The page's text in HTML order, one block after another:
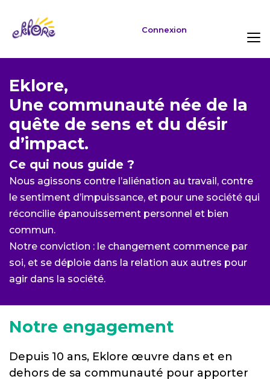
Connexion
Eklore,
Une communauté née de la
quête de sens et du désir
d’impact.
Ce qui nous guide ?
Nous agissons contre l’aliénation au travail, contre
le sentiment d’impuissance, et pour une société qui
réconcilie épanouissement personnel et bien
commun.
Notre conviction : le changement commence par
soi, et se déploie dans la relation aux autres pour
agir dans la société.
Notre engagement
Depuis 10 ans, Eklore œuvre dans et en
dehors de sa communauté pour apporter